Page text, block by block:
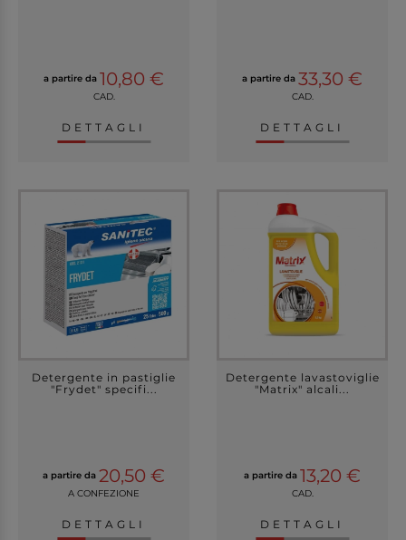
a partire da 10,80 €
CAD.
DETTAGLI
a partire da 33,30 €
CAD.
DETTAGLI
Detergente in pastiglie
"Frydet" specifi...
a partire da 20,50 €
A CONFEZIONE
DETTAGLI
Detergente lavastoviglie
"Matrix" alcali...
a partire da 13,20 €
CAD.
DETTAGLI